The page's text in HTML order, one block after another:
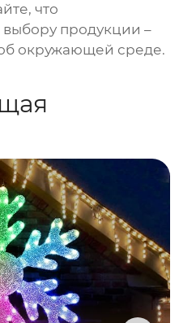
что
выбору продукции –
об окружающей среде.